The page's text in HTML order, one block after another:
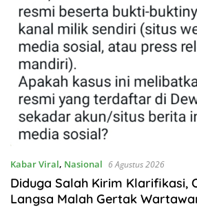
Kabar Viral, Nasional 6 Agustus 2026
Diduga Salah Kirim Klarifikasi,
Langsa Malah Gertak